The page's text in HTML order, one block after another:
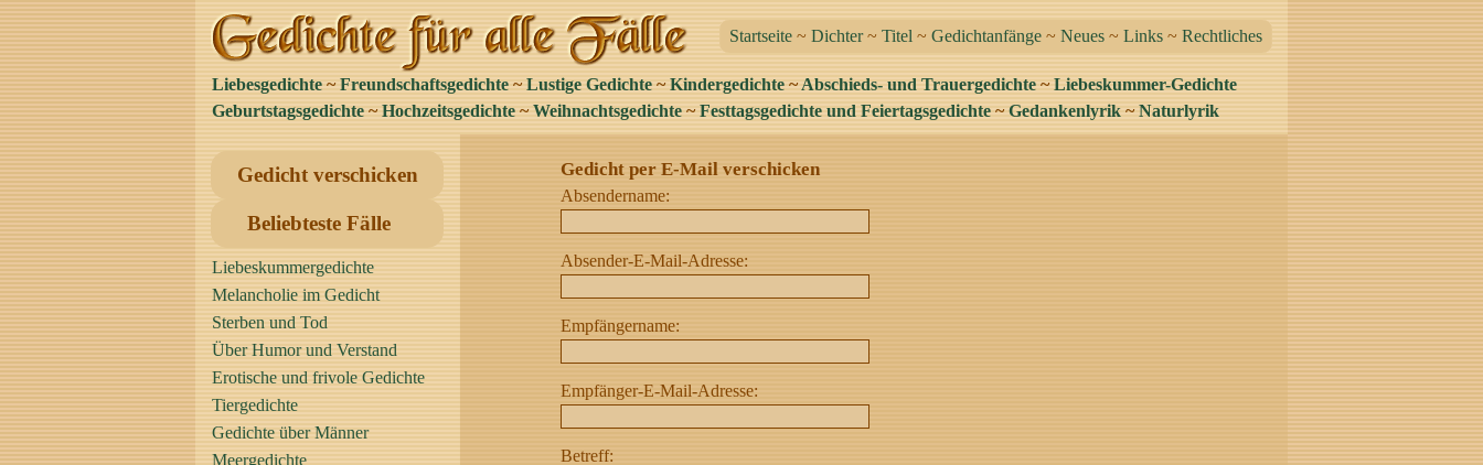
Startseite ~ Dichter~ Titel ~ Gedichtanfänge ~ Neues ~ Links ~ Rechtliches
Liebesgedichte ~ Freundschaftsgedichte ~ Lustige Gedichte ~ Kindergedichte ~ Abschieds- und Trauergedichte ~ Liebeskummer-Gedichte
Geburtstagsgedichte ~ Hochzeitsgedichte ~ Weihnachtsgedichte ~ Festtagsgedichte und Feiertagsgedichte ~ Gedankenlyrik ~ Naturlyrik
Gedicht per E-Mail verschicken
Absendername:
Absender-E-Mail-Adresse:
Empfängername:
Empfänger-E-Mail-Adresse:
Betreff:
Gedicht verschicken
Beliebteste Fälle
Liebeskummergedichte
Melancholie im Gedicht
Sterben und Tod
Über Humor und Verstand
Erotische und frivole Gedichte
Tiergedichte
Gedichte über Männer
Meergedichte